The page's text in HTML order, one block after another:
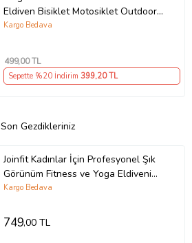
Eldiven Bisiklet Motosiklet Outdoor
Eldiven XL//HAKİ
Kargo Bedava
499,00 TL
Sepette %20 İndirim 399,20 TL
Son Gezdikleriniz
Joinfit Kadınlar İçin Profesyonel Şık
Görünüm Fitness ve Yoga Eldiveni
Gri - Pembe
Kargo Bedava
749,00 TL